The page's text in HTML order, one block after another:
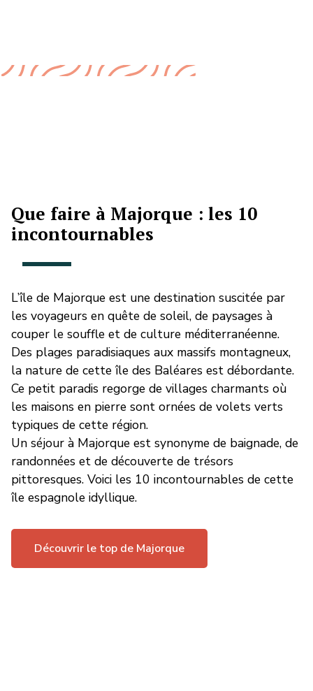
Que faire à Majorque : les 10
incontournables
L’île de Majorque est une destination suscitée par
les voyageurs en quête de soleil, de paysages à
couper le souffle et de culture méditerranéenne.
Des plages paradisiaques aux massifs montagneux,
la nature de cette île des Baléares est débordante.
Ce petit paradis regorge de villages charmants où
les maisons en pierre sont ornées de volets verts
typiques de cette région.
Un séjour à Majorque est synonyme de baignade, de
randonnées et de découverte de trésors
pittoresques. Voici les 10 incontournables de cette
île espagnole idyllique.
Découvrir le top de Majorque